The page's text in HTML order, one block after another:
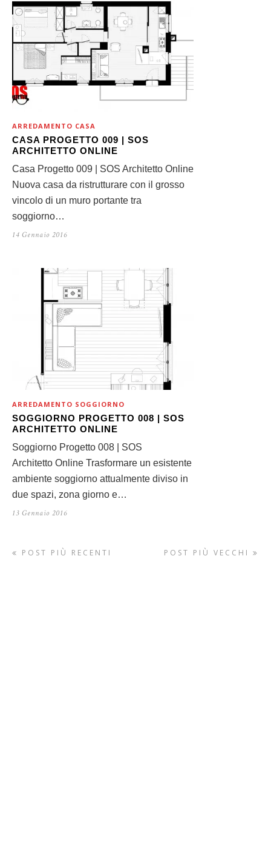
ARREDAMENTO CASA
CASA PROGETTO 009 | SOS
ARCHITETTO ONLINE
Casa Progetto 009 | SOS Architetto Online
Nuova casa da ristrutturare con il grosso
vincolo di un muro portante tra
soggiorno…
14 Gennaio 2016
ARREDAMENTO SOGGIORNO
SOGGIORNO PROGETTO 008 | SOS
ARCHITETTO ONLINE
Soggiorno Progetto 008 | SOS
Architetto Online Trasformare un esistente
ambiente soggiorno attualmente diviso in
due spazi, zona giorno e…
13 Gennaio 2016
POST PIÙ VECCHI
POST PIÙ RECENTI